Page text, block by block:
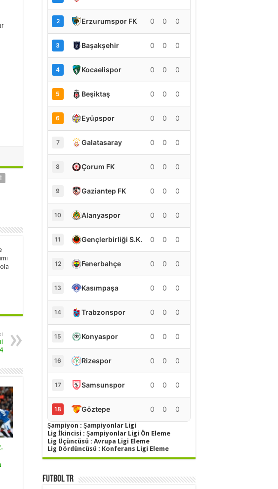
2 Erzurumspor FK 0 0 0
3 Başakşehir 0 0 0
4 Kocaelispor 0 0 0
5 Beşiktaş 0 0 0
6 Eyüpspor 0 0 0
7 Galatasaray 0 0 0
8 Çorum FK 0 0 0
9 Gaziantep FK 0 0 0
10 Alanyaspor 0 0 0
11 Gençlerbirliği S.K. 0 0 0
12 Fenerbahçe 0 0 0
13 Kasımpaşa 0 0 0
14 Trabzonspor 0 0 0
15 Konyaspor 0 0 0
16 Rizespor 0 0 0
17 Samsunspor 0 0 0
18 Göztepe 0 0 0
Şampiyon : Şampiyonlar Ligi
Lig İkincisi : Şampiyonlar Ligi Ön Eleme
Lig Üçüncüsü : Avrupa Ligi Eleme
Lig Dördüncüsü : Konferans Ligi Eleme
Futbol TR